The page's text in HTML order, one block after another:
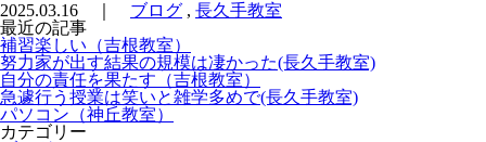
2025.03.16 ｜ ブログ , 長久手教室
最近の記事
補習楽しい（吉根教室）
努力家が出す結果の規模は凄かった(長久手教室)
自分の責任を果たす（吉根教室）
急遽行う授業は笑いと雑学多めで(長久手教室)
パソコン（神丘教室）
カテゴリー